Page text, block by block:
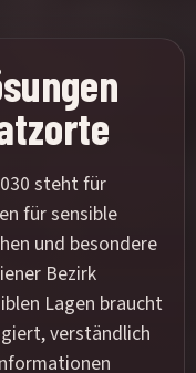
steht für
für sensible
und besondere
Bezirk
Lagen braucht
verständlich